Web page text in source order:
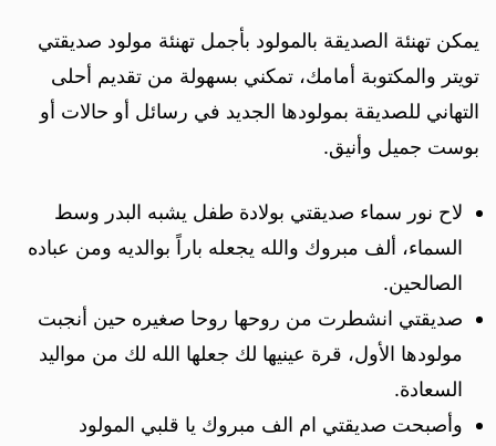
يمكن تهنئة الصديقة بالمولود بأجمل تهنئة مولود صديقتي
تويتر والمكتوبة أمامك، تمكني بسهولة من تقديم أحلى
التهاني للصديقة بمولودها الجديد في رسائل أو حالات أو
بوست جميل وأنيق.
لاح نور سماء صديقتي بولادة طفل يشبه البدر وسط
السماء، ألف مبروك والله يجعله باراً بوالديه ومن عباده
الصالحين.
صديقتي انشطرت من روحها روحا صغيره حين أنجبت
مولودها الأول، قرة عينيها لك جعلها الله لك من مواليد
السعادة.
وأصبحت صديقتي ام الف مبروك يا قلبي المولود